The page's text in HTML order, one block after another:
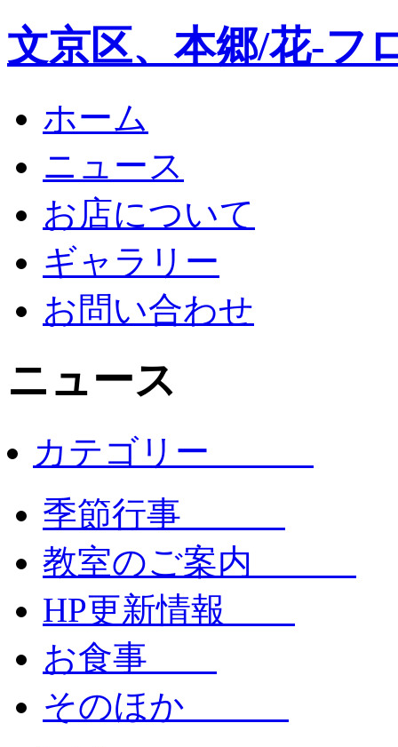
文京区、本郷/花-フ
ホーム
ニュース
お店について
ギャラリー
お問い合わせ
ニュース
カテゴリー
季節行事
教室のご案内
HP更新情報
お食事
そのほか